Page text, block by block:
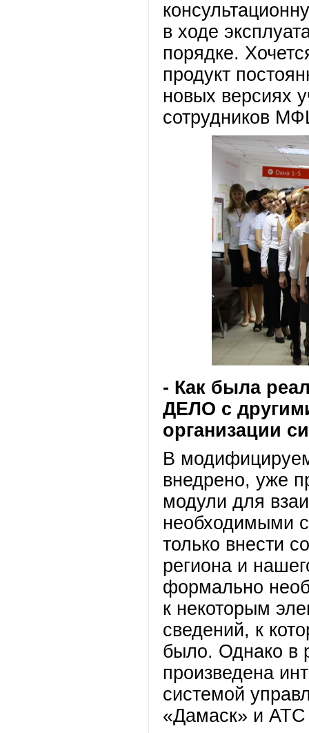
в ходе
порядке.
продукт
новых версиях
сотрудников
- Как была
ДЕЛО с
организации
В
внедрено, уже
модули для
необходимыми
только внести
региона и
формально
к некоторым
сведений, к
было. Однако в
произведена
системой
«Дамаск» и